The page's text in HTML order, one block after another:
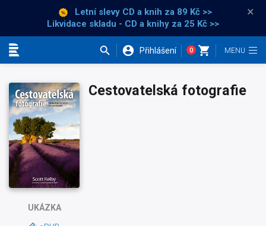
Letní slevy CD a knih za 89 Kč >>
Likvidace skladu - CD a knihy za 25 Kč >>
×
Přihlášení 0
UKÁZKA
Cestovatelská fotografie